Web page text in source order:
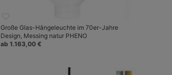
Große Glas-Hängeleuchte im 70er-Jahre
Design, Messing natur PHENO
ab 1.163,00 €